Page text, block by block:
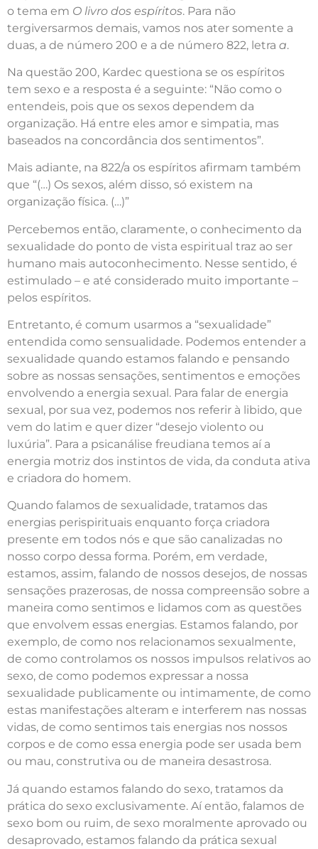
o tema em O livro dos espíritos. Para não
tergiversarmos demais, vamos nos ater somente a
duas, a de número 200 e a de número 822, letra a.
Na questão 200, Kardec questiona se os espíritos
tem sexo e a resposta é a seguinte: “Não como o
entendeis, pois que os sexos dependem da
organização. Há entre eles amor e simpatia, mas
baseados na concordância dos sentimentos”.
Mais adiante, na 822/a os espíritos afirmam também
que “(…) Os sexos, além disso, só existem na
organização física. (…)”
Percebemos então, claramente, o conhecimento da
sexualidade do ponto de vista espiritual traz ao ser
humano mais autoconhecimento. Nesse sentido, é
estimulado – e até considerado muito importante –
pelos espíritos.
Entretanto, é comum usarmos a “sexualidade”
entendida como sensualidade. Podemos entender a
sexualidade quando estamos falando e pensando
sobre as nossas sensações, sentimentos e emoções
envolvendo a energia sexual. Para falar de energia
sexual, por sua vez, podemos nos referir à libido, que
vem do latim e quer dizer “desejo violento ou
luxúria”. Para a psicanálise freudiana temos aí a
energia motriz dos instintos de vida, da conduta ativa
e criadora do homem.
Quando falamos de sexualidade, tratamos das
energias perispirituais enquanto força criadora
presente em todos nós e que são canalizadas no
nosso corpo dessa forma. Porém, em verdade,
estamos, assim, falando de nossos desejos, de nossas
sensações prazerosas, de nossa compreensão sobre a
maneira como sentimos e lidamos com as questões
que envolvem essas energias. Estamos falando, por
exemplo, de como nos relacionamos sexualmente,
de como controlamos os nossos impulsos relativos ao
sexo, de como podemos expressar a nossa
sexualidade publicamente ou intimamente, de como
estas manifestações alteram e interferem nas nossas
vidas, de como sentimos tais energias nos nossos
corpos e de como essa energia pode ser usada bem
ou mau, construtiva ou de maneira desastrosa.
Já quando estamos falando do sexo, tratamos da
prática do sexo exclusivamente. Aí então, falamos de
sexo bom ou ruim, de sexo moralmente aprovado ou
desaprovado, estamos falando da prática sexual